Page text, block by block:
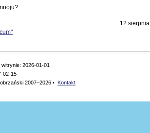
12
2026-01-01
02-15
2007–2026 • Kontakt